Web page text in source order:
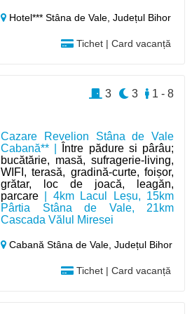
Hotel*** Stâna de Vale,Județul Bihor
Tichet | Card vacanță
Cazare Revelion Stâna de Vale
Cabană** |
Între pădure si pârâu;
bucătărie, masă, sufragerie-living,
WIFI, terasă, gradină-curte, foișor,
grătar, loc de joacă, leagăn,
parcare | 4km Lacul Leșu, 15km
Pârtia Stâna de Vale, 21km
Cascada Vălul Miresei
Cabană Stâna de Vale,Județul Bihor
Tichet | Card vacanță
1 - 8
3
3